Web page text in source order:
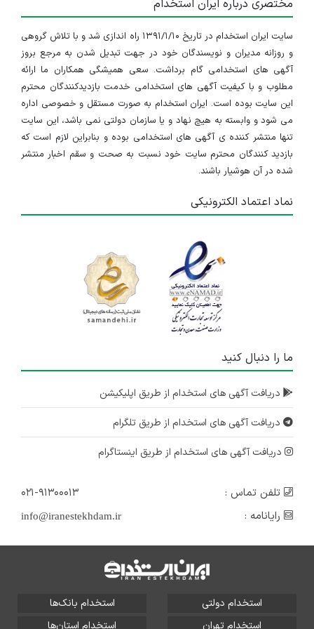
مختصری درباره ایران استخدام
سایت ایران استخدام در تاریخ ۱۳۹۱/۱/۱۰ راه اندازی شد و با تلاش گروهی
و روزانه مدیران و نویسندگان خود در جهت تبدیل شدن به مرجع بروز
آگهی های استخدامی گام برداشت. سعی همیشگی همکاران ما ارائه
مطلوب و با کیفیت آگهی های استخدامی خدمت بازدیدکنندگان محترم
این سایت بوده است. ایران استخدام به صورت مستقل و خصوصی اداره
می شود و وابسته به هیچ نهاد و یا سازمان دولتی نمی باشد، این سایت
تنها منتشر کننده ی آگهی های استخدامی بوده و بنابراین لازم است که
بازدید کنندگان محترم سایت خود نسبت به صحت و سقم اخبار منتشر
شده در آن هوشیار باشند.
نماد اعتماد الکترونیکی
ما را دنبال کنید
دریافت آگهی های استخدام از طریق اپلیکیشن
دریافت آگهی های استخدام از طریق تلگرام
دریافت آگهی های استخدام از طریق اینستاگرام
تلفن تماس :
۰۲۱-۹۱۳۰۰۰۱۳
رایانامه :
info@iranestekhdam.ir
استخدام دولتی
استخدام بانک‌ها
استخدام تهران
استخدام استان‌ها